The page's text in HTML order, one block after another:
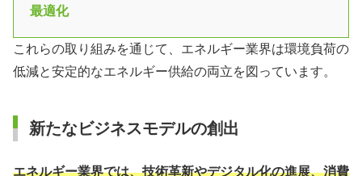
最適化
これらの取り組みを通じて、エネルギー業界は環境負荷の
低減と安定的なエネルギー供給の両立を図っています。
新たなビジネスモデルの創出
エネルギー業界では、技術革新やデジタル化の進展、消費